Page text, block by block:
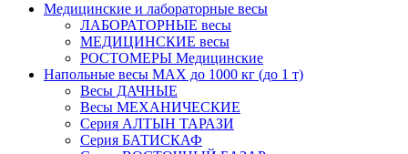
Медицинские и лабораторные весы
ЛАБОРАТОРНЫЕ весы
МЕДИЦИНСКИЕ весы
РОСТОМЕРЫ Медицинские
Напольные весы MAX до 1000 кг (до 1 т)
Весы ДАЧНЫЕ
Весы МЕХАНИЧЕСКИЕ
Серия АЛТЫН ТАРАЗИ
Серия БАТИСКАФ